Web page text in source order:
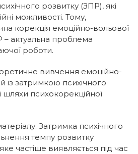
розвитку (ЗПР), які
можливості. Тому,
корекція емоційно-вольової
актуальна проблема
роботи.
вивчення емоційно-
із затримкою психічного
шляхи психокорекційної
Затримка психічного
темпу розвитку
частіше виявляється під час